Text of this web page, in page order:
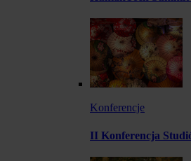
Konferencje
II Konferencja